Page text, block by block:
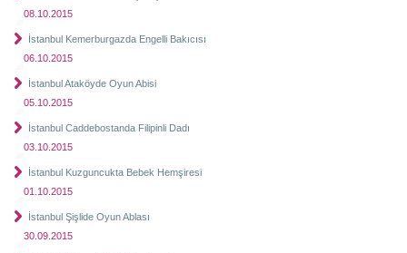
08.10.2015
İstanbul Kemerburgazda Engelli Bakıcısı
06.10.2015
İstanbul Ataköyde Oyun Abisi
05.10.2015
İstanbul Caddebostanda Filipinli Dadı
03.10.2015
İstanbul Kuzguncukta Bebek Hemşiresi
01.10.2015
İstanbul Şişlide Oyun Ablası
30.09.2015